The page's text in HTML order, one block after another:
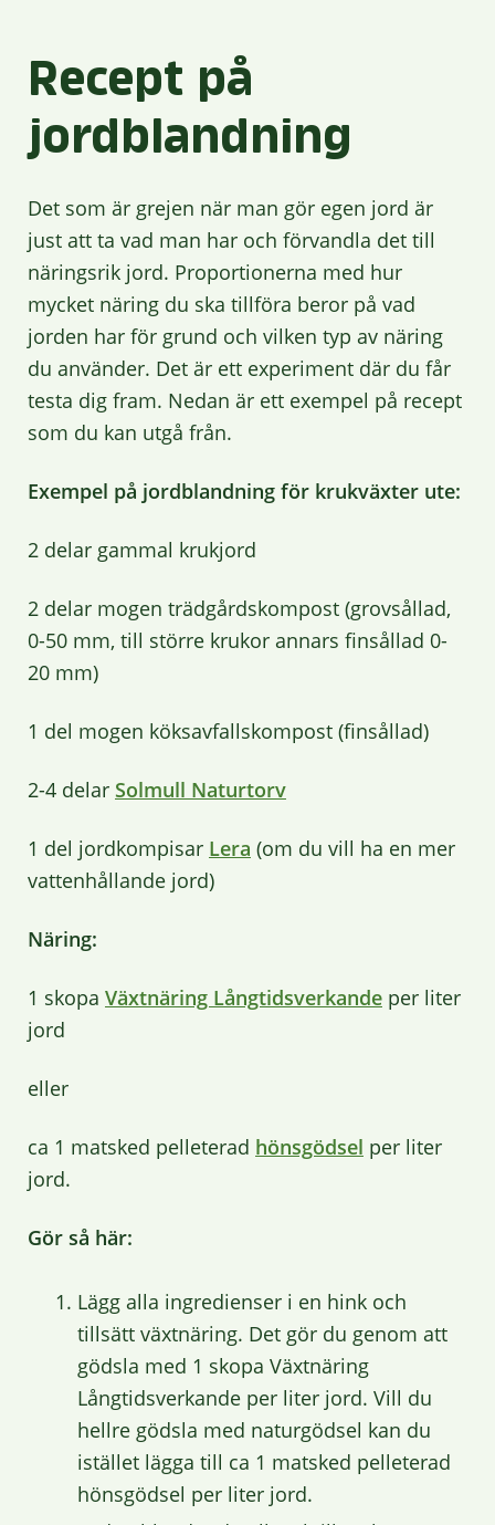
Recept på
jordblandning
Det som är grejen när man gör egen jord är
just att ta vad man har och förvandla det till
näringsrik jord. Proportionerna med hur
mycket näring du ska tillföra beror på vad
jorden har för grund och vilken typ av näring
du använder. Det är ett experiment där du får
testa dig fram. Nedan är ett exempel på recept
som du kan utgå från.
Exempel på jordblandning för krukväxter ute:
2 delar gammal krukjord
2 delar mogen trädgårdskompost (grovsållad,
0-50 mm, till större krukor annars finsållad 0-
20 mm)
1 del mogen köksavfallskompost (finsållad)
2-4 delar Solmull Naturtorv
1 del jordkompisar Lera (om du vill ha en mer
vattenhållande jord)
Näring:
1 skopa Växtnäring Långtidsverkande per liter
jord
eller
ca 1 matsked pelleterad hönsgödsel per liter
jord.
Gör så här:
Lägg alla ingredienser i en hink och
tillsätt växtnäring. Det gör du genom att
gödsla med 1 skopa Växtnäring
Långtidsverkande per liter jord. Vill du
hellre gödsla med naturgödsel kan du
istället lägga till ca 1 matsked pelleterad
hönsgödsel per liter jord.